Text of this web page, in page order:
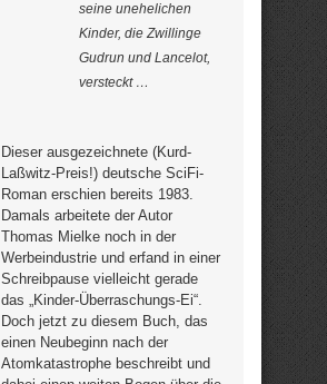
seine unehelichen
Kinder, die Zwillinge
Gudrun und Lancelot,
versteckt …
Dieser ausgezeichnete (Kurd-
Laßwitz-Preis!) deutsche SciFi-
Roman erschien bereits 1983.
Damals arbeitete der Autor
Thomas Mielke noch in der
Werbeindustrie und erfand in einer
Schreibpause vielleicht gerade
das „Kinder-Überraschungs-Ei“.
Doch jetzt zu diesem Buch, das
einen Neubeginn nach der
Atomkatastrophe beschreibt und